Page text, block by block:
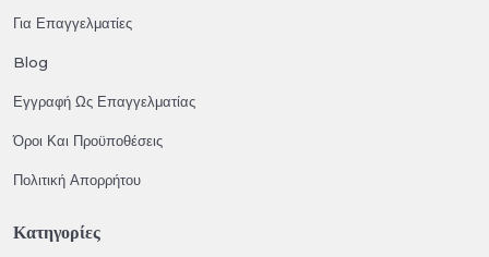
Για Επαγγελματίες
Blog
Εγγραφή Ως Επαγγελματίας
Όροι Και Προϋποθέσεις
Πολιτική Απορρήτου
Κατηγορίες